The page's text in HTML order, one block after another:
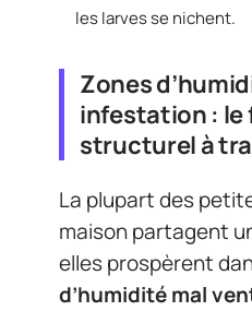
les larves se nichent.
Zones
infestation : le
structurel à
La plupart des
maison partagent
elles prospèrent
d’humidité mal